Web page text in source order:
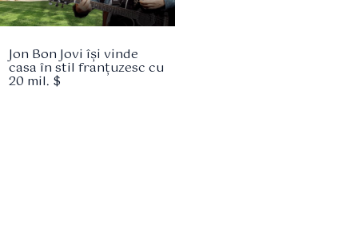
Jon Bon Jovi își vinde
casa în stil franțuzesc cu
20 mil. $